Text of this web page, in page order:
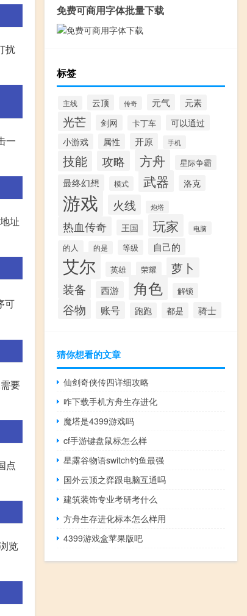
扰
一
址
可
要
点
览
免费可商用字体批量下载
标签
主线 云顶 传奇 元气 元素
光芒 剑网 卡丁车
可以通过
小游戏
属性 开原 手机
技能 攻略 方舟 星际争霸
最终幻想 模式 武器 洛克
游戏 火线 炮塔
热血传奇 王国 玩家 电脑
的人 的是 等级 自己的
艾尔 英雄 荣耀
萝卜
装备
西游 角色 解锁
谷物 账号 跑跑 都是 骑士
猜你想看的文章
仙剑奇侠传四详细攻略
咋下载手机方舟生存进化
魔塔是4399游戏吗
cf手游键盘鼠标怎么样
星露谷物语switch钓鱼最强
国外云顶之弈跟电脑互通吗
建筑装饰专业考研考什么
方舟生存进化标本怎么样用
4399游戏盒苹果版吧